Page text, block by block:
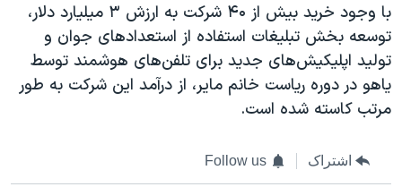
با وجود خرید بیش از ۴۰ شرکت به ارزش ۳ میلیارد دلار،
توسعه بخش تبلیغات استفاده از استعدادهای جوان و
تولید اپلیکیش‌های جدید برای تلفن‌های هوشمند توسط
یاهو در دوره ریاست خانم مایر، از درآمد این شرکت به طور
مرتب کاسته شده است.
اشتراک Follow us